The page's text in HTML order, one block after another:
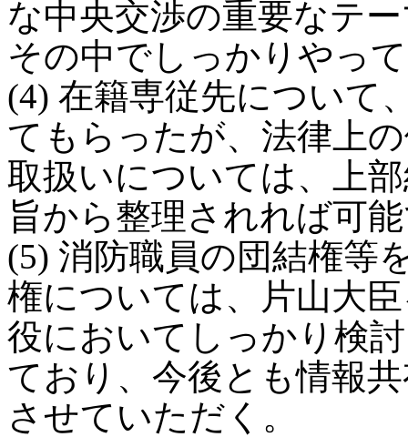
な中央交渉の重要なテ
その中でしっかりやっ
(4) 在籍専従先について
てもらったが、法律上
取扱いについては、上
旨から整理されれば可
(5) 消防職員の団結権等
権については、片山大
役においてしっかり検
ており、今後とも情報
させていただく。